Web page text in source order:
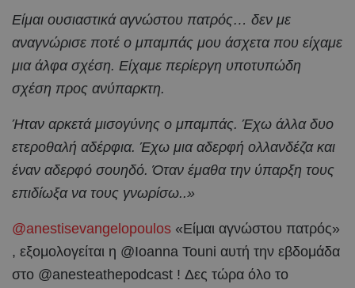
Είμαι ουσιαστικά αγνώστου πατρός… δεν με
αναγνώρισε ποτέ ο μπαμπάς μου άσχετα που είχαμε
μια άλφα σχέση. Είχαμε περίεργη υποτυπώδη
σχέση προς ανύπαρκτη.
Ήταν αρκετά μισογύνης ο μπαμπάς. Έχω άλλα δυο
ετεροθαλή αδέρφια. Έχω μια αδερφή ολλανδέζα και
έναν αδερφό σουηδό. Όταν έμαθα την ύπαρξη τους
επιδίωξα να τους γνωρίσω..»
@anestisevangelopoulos «Είμαι αγνώστου πατρός»
, εξομολογείται η @Ioanna Touni αυτή την εβδομάδα
στο @anesteathepodcast ! Δες τώρα όλο το